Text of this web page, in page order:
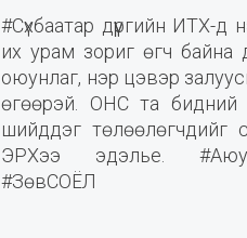
#Сүхбаатар дүүргийн ИТХ-
их урам зориг өгч байна
оюунлаг, нэр цэвэр
өгөөрэй. ОНС та бидний
шийддэг төлөөлөгчдийг
ЭРХээ эдэлье.
#ЗөвСОЁЛ